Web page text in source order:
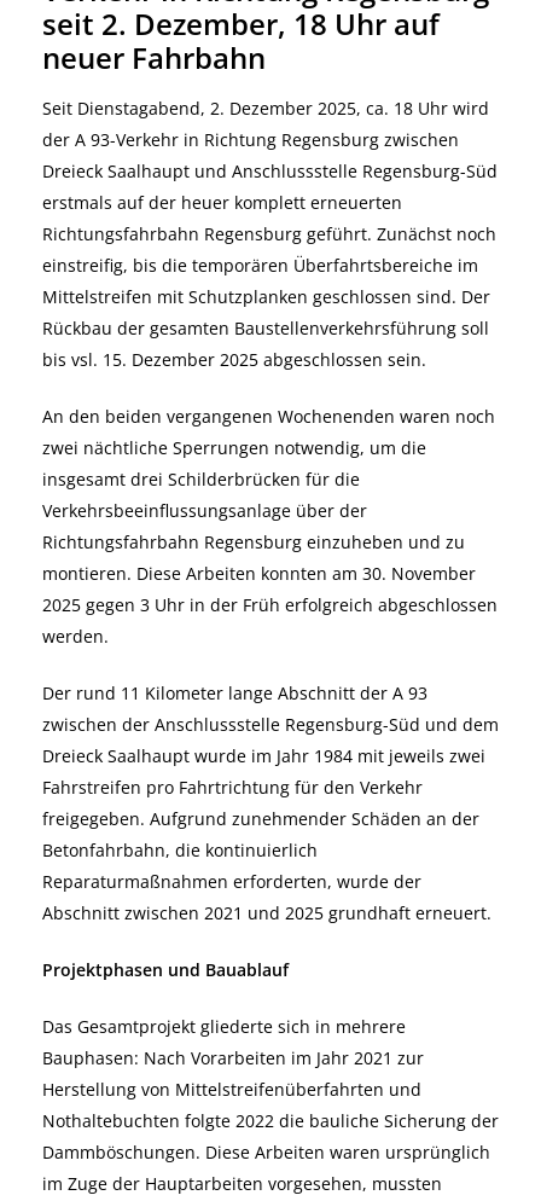
seit 2. Dezember, 18 Uhr auf
neuer Fahrbahn
Seit Dienstagabend, 2. Dezember 2025, ca. 18 Uhr wird
der A 93-Verkehr in Richtung Regensburg zwischen
Dreieck Saalhaupt und Anschlussstelle Regensburg-Süd
erstmals auf der heuer komplett erneuerten
Richtungsfahrbahn Regensburg geführt. Zunächst noch
einstreifig, bis die temporären Überfahrtsbereiche im
Mittelstreifen mit Schutzplanken geschlossen sind. Der
Rückbau der gesamten Baustellenverkehrsführung soll
bis vsl. 15. Dezember 2025 abgeschlossen sein.
An den beiden vergangenen Wochenenden waren noch
zwei nächtliche Sperrungen notwendig, um die
insgesamt drei Schilderbrücken für die
Verkehrsbeeinflussungsanlage über der
Richtungsfahrbahn Regensburg einzuheben und zu
montieren. Diese Arbeiten konnten am 30. November
2025 gegen 3 Uhr in der Früh erfolgreich abgeschlossen
werden.
Der rund 11 Kilometer lange Abschnitt der A 93
zwischen der Anschlussstelle Regensburg-Süd und dem
Dreieck Saalhaupt wurde im Jahr 1984 mit jeweils zwei
Fahrstreifen pro Fahrtrichtung für den Verkehr
freigegeben. Aufgrund zunehmender Schäden an der
Betonfahrbahn, die kontinuierlich
Reparaturmaßnahmen erforderten, wurde der
Abschnitt zwischen 2021 und 2025 grundhaft erneuert.
Projektphasen und Bauablauf
Das Gesamtprojekt gliederte sich in mehrere
Bauphasen: Nach Vorarbeiten im Jahr 2021 zur
Herstellung von Mittelstreifenüberfahrten und
Nothaltebuchten folgte 2022 die bauliche Sicherung der
Dammböschungen. Diese Arbeiten waren ursprünglich
im Zuge der Hauptarbeiten vorgesehen, mussten